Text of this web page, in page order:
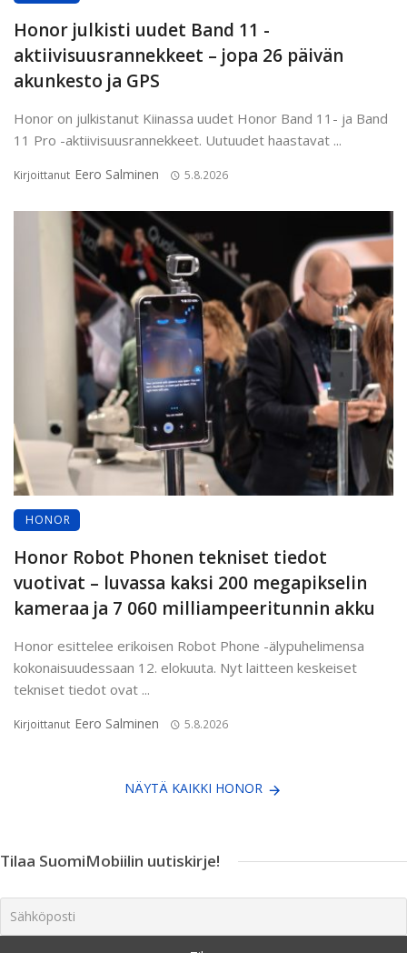
Honor julkisti uudet Band 11 -
aktiivisuusrannekkeet – jopa 26 päivän
akunkesto ja GPS
Honor on julkistanut Kiinassa uudet Honor Band 11- ja Band
11 Pro -aktiivisuusrannekkeet. Uutuudet haastavat ...
Kirjoittanut Eero Salminen 5.8.2026
HONOR
Honor Robot Phonen tekniset tiedot
vuotivat – luvassa kaksi 200 megapikselin
kameraa ja 7 060 milliampeeritunnin akku
Honor esittelee erikoisen Robot Phone -älypuhelimensa
kokonaisuudessaan 12. elokuuta. Nyt laitteen keskeiset
tekniset tiedot ovat ...
Kirjoittanut Eero Salminen 5.8.2026
NÄYTÄ KAIKKI HONOR
Tilaa SuomiMobiilin uutiskirje!